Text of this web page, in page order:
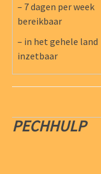
– 7 dagen per week
bereikbaar
– in het gehele land
inzetbaar
PECHHULP